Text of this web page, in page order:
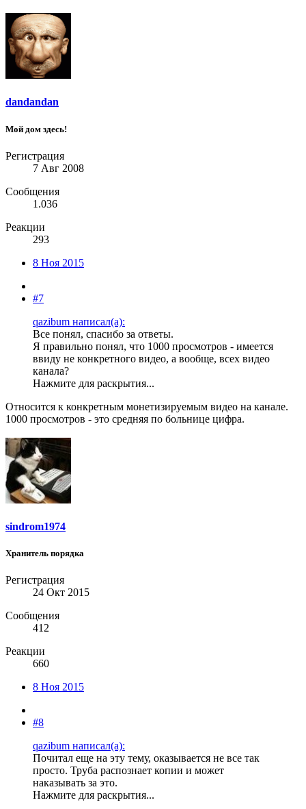
dandandan
Мой дом здесь!
Регистрация
7 Авг 2008
Сообщения
1.036
Реакции
293
8 Ноя 2015
#7
qazibum написал(а):
Все понял, спасибо за ответы.
Я правильно понял, что 1000 просмотров - имеется
ввиду не конкретного видео, а вообще, всех видео
канала?
Нажмите для раскрытия...
Относится к конкретным монетизируемым видео на канале.
1000 просмотров - это средняя по больнице цифра.
sindrom1974
Хранитель порядка
Регистрация
24 Окт 2015
Сообщения
412
Реакции
660
8 Ноя 2015
#8
qazibum написал(а):
Почитал еще на эту тему, оказывается не все так
просто. Труба распознает копии и может
наказывать за это.
Нажмите для раскрытия...